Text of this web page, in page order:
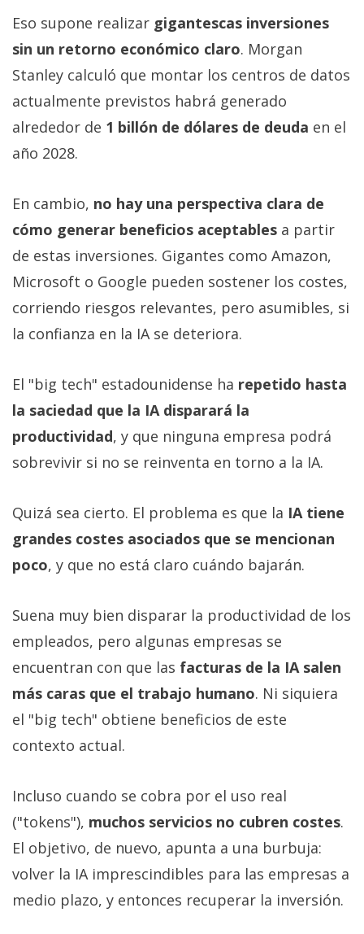
Eso supone realizar gigantescas inversiones
sin un retorno económico claro. Morgan
Stanley calculó que montar los centros de datos
actualmente previstos habrá generado
alrededor de 1 billón de dólares de deuda en el
año 2028.
En cambio, no hay una perspectiva clara de
cómo generar beneficios aceptables a partir
de estas inversiones. Gigantes como Amazon,
Microsoft o Google pueden sostener los costes,
corriendo riesgos relevantes, pero asumibles, si
la confianza en la IA se deteriora.
El "big tech" estadounidense ha repetido hasta
la saciedad que la IA disparará la
productividad, y que ninguna empresa podrá
sobrevivir si no se reinventa en torno a la IA.
Quizá sea cierto. El problema es que la IA tiene
grandes costes asociados que se mencionan
poco, y que no está claro cuándo bajarán.
Suena muy bien disparar la productividad de los
empleados, pero algunas empresas se
encuentran con que las facturas de la IA salen
más caras que el trabajo humano. Ni siquiera
el "big tech" obtiene beneficios de este
contexto actual.
Incluso cuando se cobra por el uso real
("tokens"), muchos servicios no cubren costes.
El objetivo, de nuevo, apunta a una burbuja:
volver la IA imprescindibles para las empresas a
medio plazo, y entonces recuperar la inversión.